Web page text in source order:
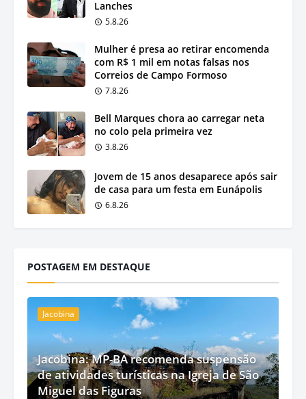
Lanches
5.8.26
Mulher é presa ao retirar encomenda
com R$ 1 mil em notas falsas nos
Correios de Campo Formoso
7.8.26
Bell Marques chora ao carregar neta
no colo pela primeira vez
3.8.26
Jovem de 15 anos desaparece após sair
de casa para um festa em Eunápolis
6.8.26
POSTAGEM EM DESTAQUE
Jacobina
Jacobina: MP-BA recomenda suspensão
de atividades turísticas na Igreja de São
Miguel das Figuras